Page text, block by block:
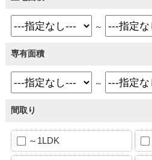
～
専有面積
～
間取り
～1LDK